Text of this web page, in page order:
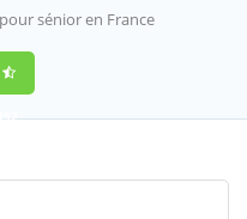
sénior en France